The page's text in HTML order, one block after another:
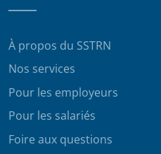
À propos du SSTRN
Nos services
Pour les employeurs
Pour les salariés
Foire aux questions